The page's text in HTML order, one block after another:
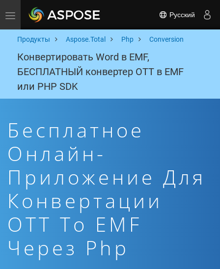
Toggle navigation Русский
Продукты Aspose.Total Php Conversion
Конвертировать Word в EMF,
БЕСПЛАТНЫЙ конвертер OTT в EMF
или PHP SDK
Бесплатное
Онлайн-
Приложение Для
Конвертации
OTT To EMF
Через Php